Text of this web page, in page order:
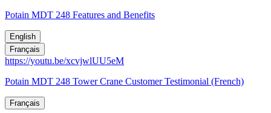
Potain MDT 248 Features and Benefits
English
Français
https://youtu.be/xcvjwlUU5eM
Potain MDT 248 Tower Crane Customer Testimonial (French)
Français